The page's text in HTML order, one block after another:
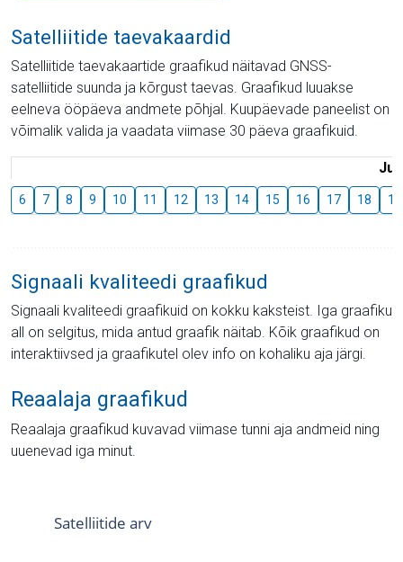
Satelliitide taevakaardid
Satelliitide taevakaartide graafikud näitavad GNSS-
satelliitide suunda ja kõrgust taevas. Graafikud luuakse
eelneva ööpäeva andmete põhjal. Kuupäevade paneelist on
võimalik valida ja vaadata viimase 30 päeva graafikuid.
6 7 8 9 10 11 12 13 14 15 16 17 18 19
Signaali kvaliteedi graafikud
Signaali kvaliteedi graafikuid on kokku kaksteist. Iga graafiku
all on selgitus, mida antud graafik näitab. Kõik graafikud on
interaktiivsed ja graafikutel olev info on kohaliku aja järgi.
Reaalaja graafikud
Reaalaja graafikud kuvavad viimase tunni aja andmeid ning
uuenevad iga minut.